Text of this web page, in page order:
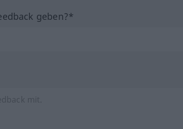
geben?*